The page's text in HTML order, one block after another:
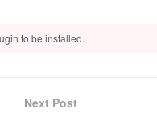
to be installed.
Next Post